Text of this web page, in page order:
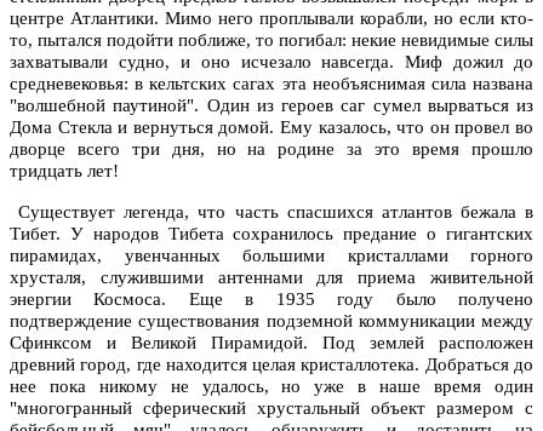
центре Атлантики. Мимо него проплывали корабли, но если кто-
то, пытался подойти поближе, то погибал: некие невидимые силы
захватывали судно, и оно исчезало навсегда. Миф дожил до
средневековья: в кельтских сагах эта необъяснимая сила названа
"волшебной паутиной". Один из героев саг сумел вырваться из
Дома Стекла и вернуться домой. Ему казалось, что он провел во
дворце всего три дня, но на родине за это время прошло
тридцать лет!
Существует легенда, что часть спасшихся атлантов бежала в
Тибет. У народов Тибета сохранилось предание о гигантских
пирамидах, увенчанных большими кристаллами горного
хрусталя, служившими антеннами для приема живительной
энергии Космоса. Еще в 1935 году было получено
подтверждение существования подземной коммуникации между
Сфинксом и Великой Пирамидой. Под землей расположен
древний город, где находится целая кристаллотека. Добраться до
нее пока никому не удалось, но уже в наше время один
"многогранный сферический хрустальный объект размером с